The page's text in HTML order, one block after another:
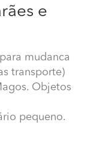
e
mudanca
transporte)
Objetos
pequeno.